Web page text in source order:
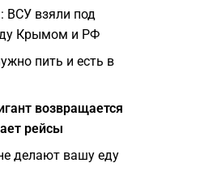
ВСУ взяли под
Крымом и РФ
пить и есть в
возвращается
рейсы
делают вашу еду